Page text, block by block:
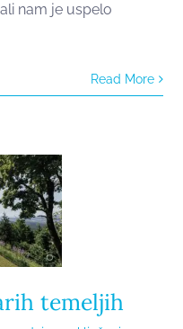
nam je uspelo
Read More
temeljih